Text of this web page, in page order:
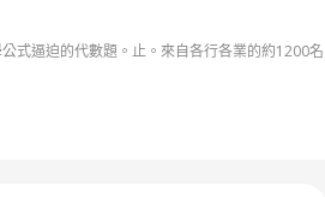
式逼迫的代數題。止。來自各行各業的約1200